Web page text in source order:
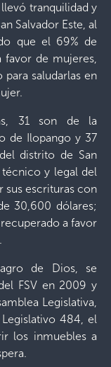
tranquilidad y
Salvador Este, al
que el 69% de
favor de mujeres,
saludarlas en
31 son de la
de Ilopango y 37
distrito de San
y legal del
sus escrituras con
30,600 dólares;
a favor
de Dios, se
FSV en 2009 y
Legislativa,
484, el
los inmuebles a